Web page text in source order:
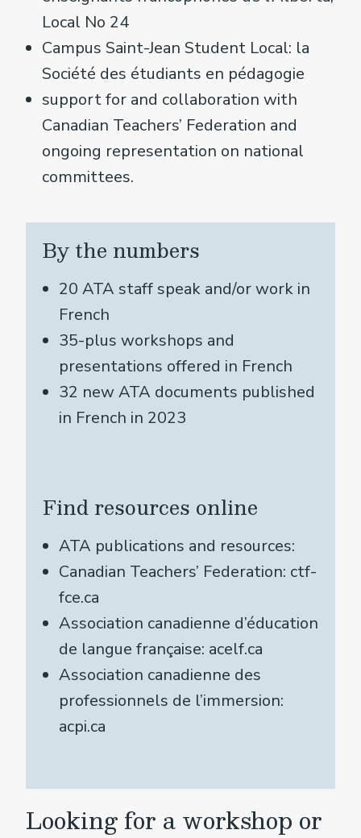
Local No 24
Campus Saint-Jean Student Local: la
Société des étudiants en pédagogie
support for and collaboration with
Canadian Teachers’ Federation and
ongoing representation on national
committees.
By the numbers
20 ATA staff speak and/or work in
French
35-plus workshops and
presentations offered in French
32 new ATA documents published
in French in 2023
Find resources online
ATA publications and resources:
Canadian Teachers’ Federation: ctf-
fce.ca
Association canadienne d’éducation
de langue française: acelf.ca
Association canadienne des
professionnels de l’immersion:
acpi.ca
Looking for a workshop or